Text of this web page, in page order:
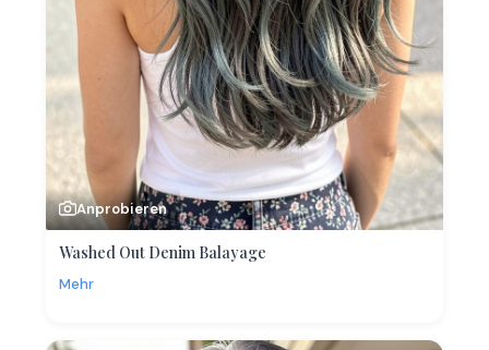
Anprobieren
Washed Out Denim Balayage
Mehr